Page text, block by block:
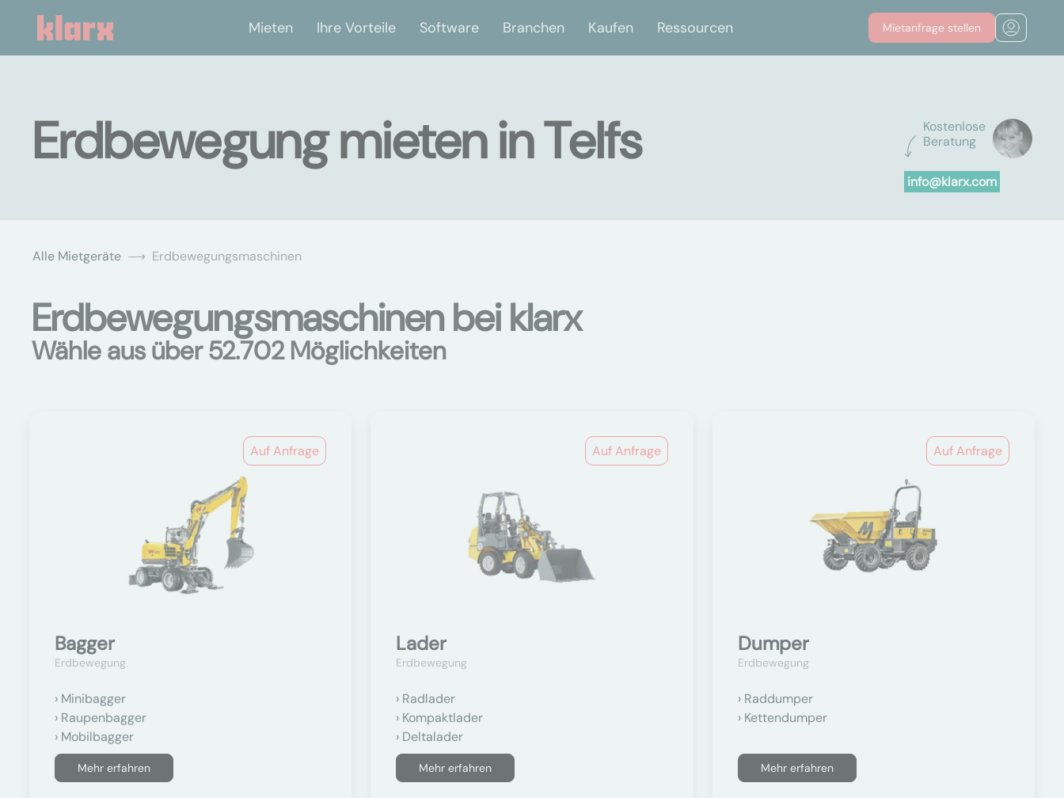
Mieten Ihre Vorteile Software Branchen Kaufen Ressourcen Mietanfrage stellen
Kostenlose
Beratung
info@klarx.com
Erdbewegung mieten in Telfs
Alle Mietgeräte Erdbewegungsmaschinen
Erdbewegungsmaschinen bei klarx
Wähle aus über 52.702 Möglichkeiten
Auf Anfrage
Bagger
Erdbewegung
Minibagger
Raupenbagger
Mobilbagger
Mehr erfahren
Auf Anfrage
Lader
Erdbewegung
Radlader
Kompaktlader
Deltalader
Mehr erfahren
Auf Anfrage
Dumper
Erdbewegung
Raddumper
Kettendumper
Mehr erfahren